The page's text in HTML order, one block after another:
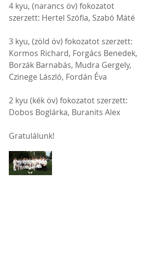
4 kyu, (narancs öv) fokozatot
szerzett: Hertel Szófia, Szabó Máté
3 kyu, (zöld öv) fokozatot szerzett:
Kormos Richard, Forgács Benedek,
Borzák Barnabás, Mudra Gergely,
Czinege László, Fordán Éva
2 kyu (kék öv) fokozatot szerzett:
Dobos Boglárka, Buranits Alex
Gratulálunk!